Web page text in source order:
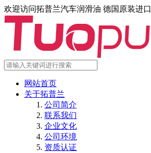
欢迎访问拓普兰汽车润滑油 德国原装进口
网站首页
关于拓普兰
公司简介
联系我们
企业文化
公司环境
资质认证